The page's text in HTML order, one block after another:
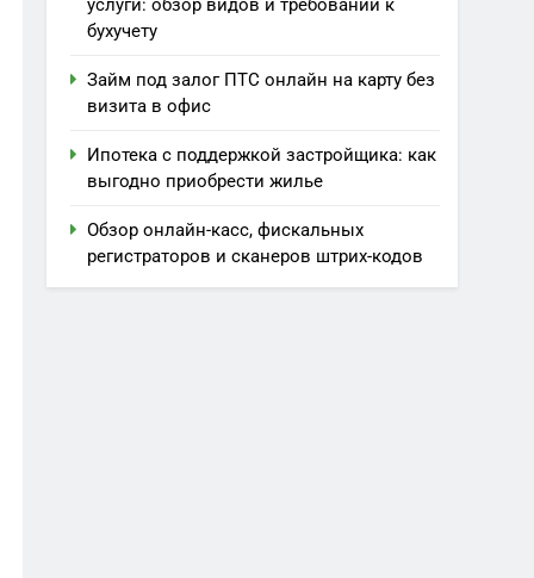
услуги: обзор видов и требований к
бухучету
Займ под залог ПТС онлайн на карту без
визита в офис
Ипотека с поддержкой застройщика: как
выгодно приобрести жилье
Обзор онлайн-касс, фискальных
регистраторов и сканеров штрих-кодов